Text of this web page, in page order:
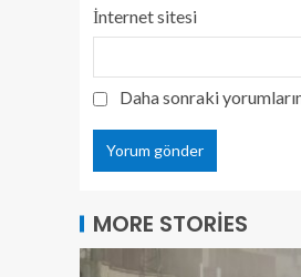
İnternet sitesi
Daha sonraki
MORE STORIES